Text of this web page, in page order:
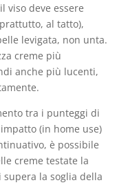
viso deve essere
al tatto),
levigata, non unta.
creme più
anche più lucenti,
tra i punteggi di
(in home use)
è possibile
creme testate la
la soglia della